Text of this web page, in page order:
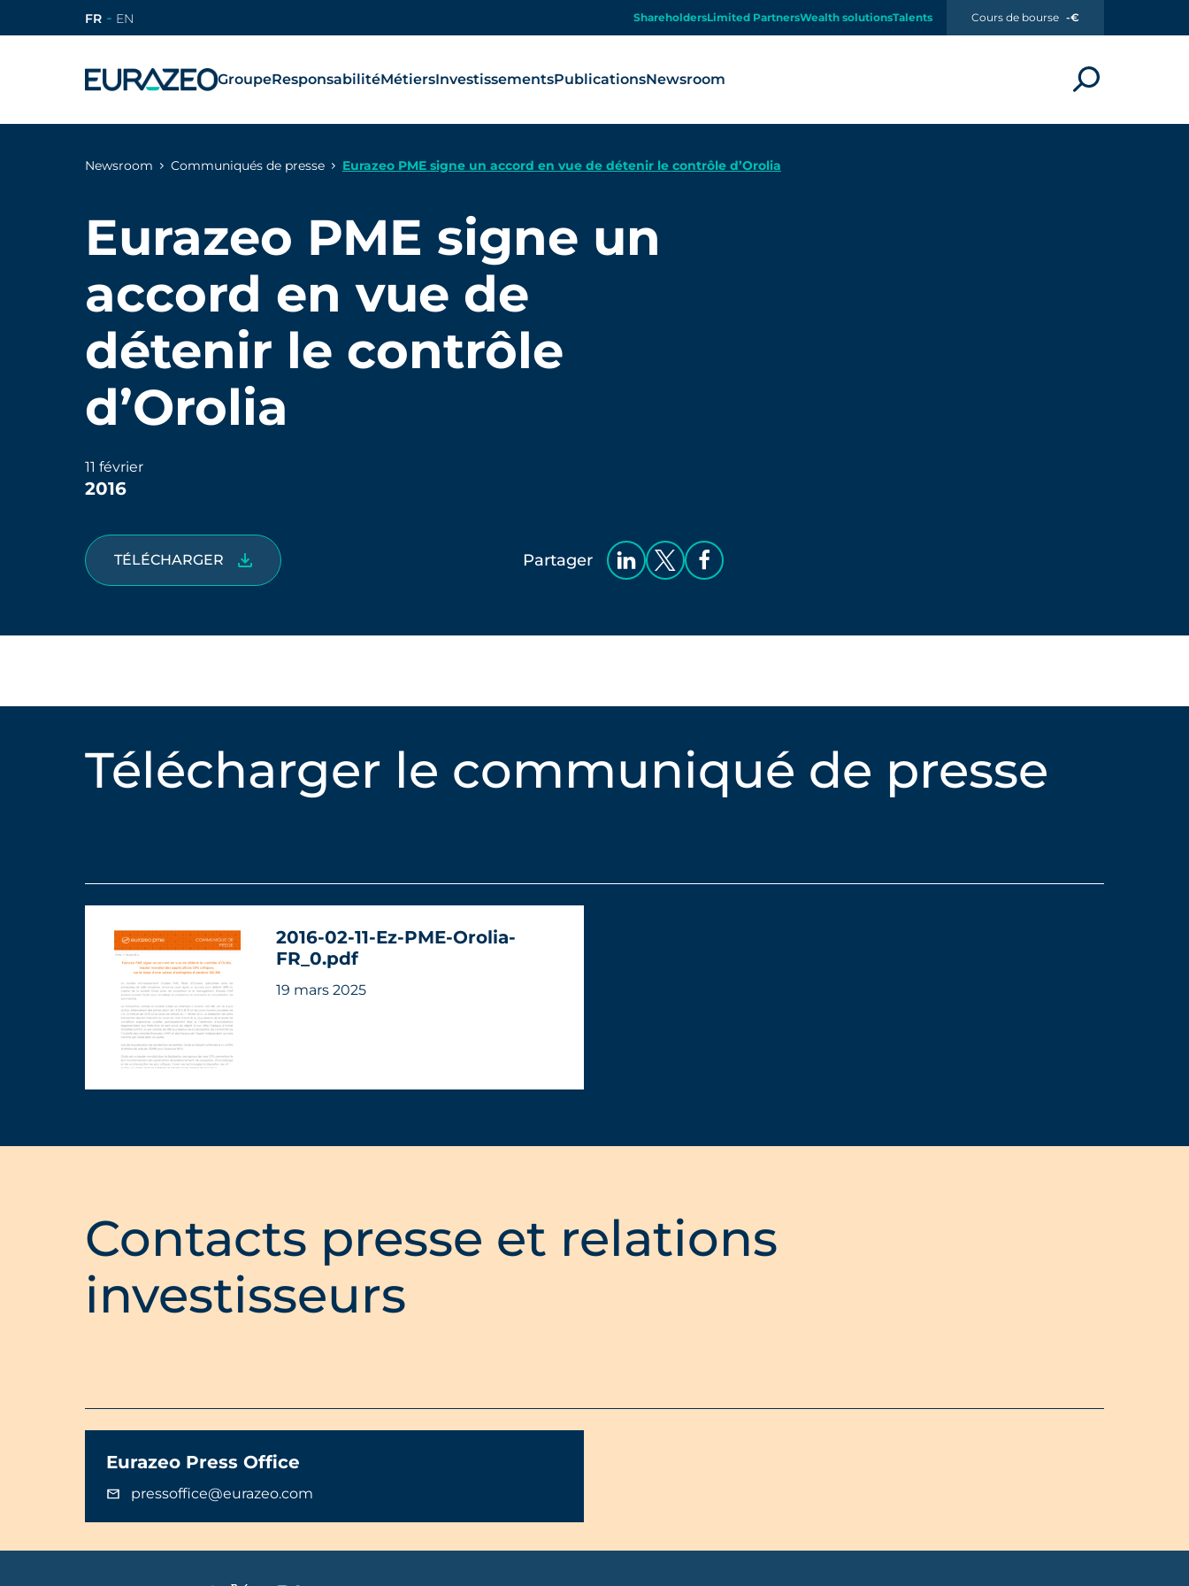
FR EN ShareholdersLimited PartnersWealth solutionsTalents Cours de bourse -€
GroupeResponsabilitéMétiersInvestissementsPublicationsNewsroom
Newsroom Communiqués de presse Eurazeo PME signe un accord en vue de détenir le contrôle d’Orolia
Eurazeo PME signe un
accord en vue de
détenir le contrôle
d’Orolia
11 février
2016
TÉLÉCHARGER Partager
Télécharger le communiqué de presse
2016-02-11-Ez-PME-Orolia-
FR_0.pdf
19 mars 2025
Contacts presse et relations
investisseurs
Eurazeo Press Office
pressoffice@eurazeo.com